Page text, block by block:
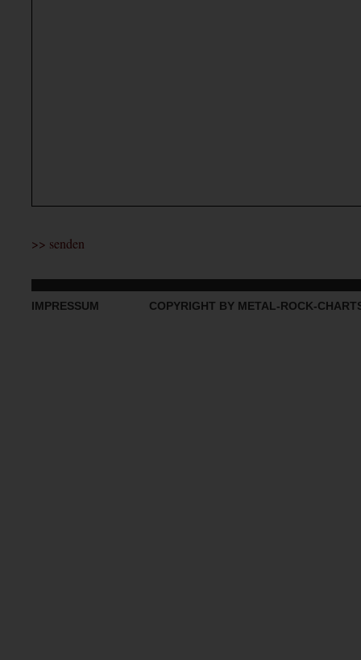
IMPRESSUM COPYRIGHT BY METAL-ROCK-